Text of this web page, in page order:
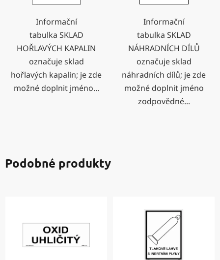
Informační
tabulka SKLAD
HOŘLAVÝCH KAPALIN
označuje sklad
hořlavých kapalin; je zde
možné doplnit jméno...
Informační
tabulka SKLAD
NÁHRADNÍCH DÍLŮ
označuje sklad
náhradních dílů; je zde
možné doplnit jméno
zodpovědné...
Podobné produkty